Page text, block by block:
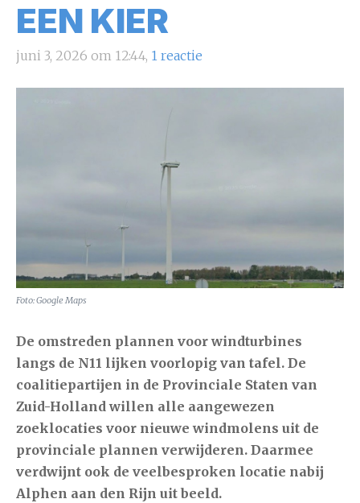
EEN KIER
juni 3, 2026 om 12:44, 1 reactie
Foto: Google Maps
De omstreden plannen voor windturbines
langs de N11 lijken voorlopig van tafel. De
coalitiepartijen in de Provinciale Staten van
Zuid-Holland willen alle aangewezen
zoeklocaties voor nieuwe windmolens uit de
provinciale plannen verwijderen. Daarmee
verdwijnt ook de veelbesproken locatie nabij
Alphen aan den Rijn uit beeld.